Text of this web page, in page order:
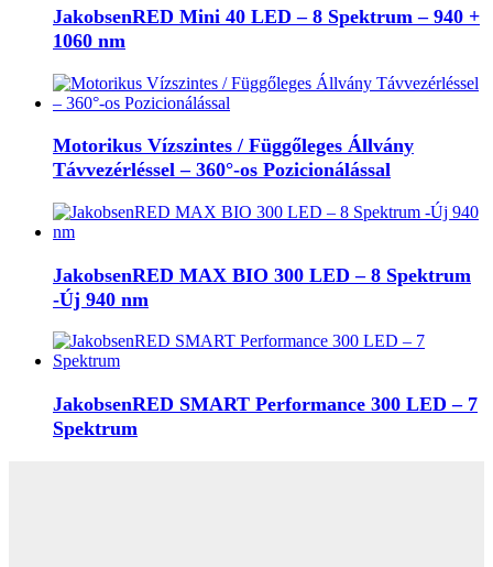
JakobsenRED Mini 40 LED – 8 Spektrum – 940 +
1060 nm
Motorikus Vízszintes / Függőleges Állvány
Távvezérléssel – 360°-os Pozicionálással
JakobsenRED MAX BIO 300 LED – 8 Spektrum
-Új 940 nm
JakobsenRED SMART Performance 300 LED – 7
Spektrum